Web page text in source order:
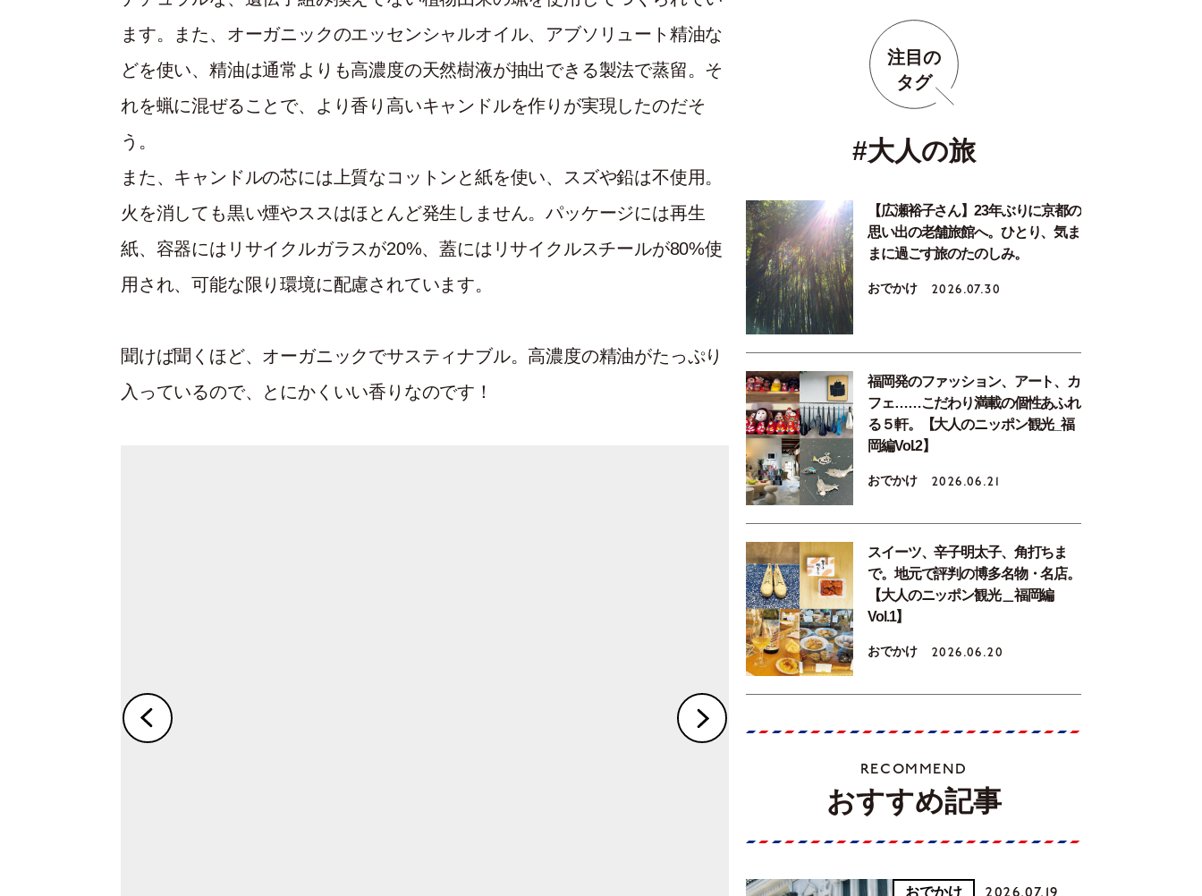
ます。また、オーガニックのエッセンシャルオイル、アブソリュート精油な
どを使い、精油は通常よりも高濃度の天然樹液が抽出できる製法で蒸留。そ
れを蝋に混ぜることで、より香り高いキャンドルを作りが実現したのだそ
う。
また、キャンドルの芯には上質なコットンと紙を使い、スズや鉛は不使用。
火を消しても黒い煙やススはほとんど発生しません。パッケージには再生
紙、容器にはリサイクルガラスが20%、蓋にはリサイクルスチールが80%使
用され、可能な限り環境に配慮されています。
聞けば聞くほど、オーガニックでサスティナブル。高濃度の精油がたっぷり
入っているので、とにかくいい香りなのです！
注目の
タグ
#大人の旅
【広瀬裕子さん】23年ぶりに京都の
思い出の老舗旅館へ。ひとり、気ま
まに過ごす旅のたのしみ。
おでかけ 2026.07.30
福岡発のファッション、アート、カ
フェ……こだわり満載の個性あふれ
る５軒。【大人のニッポン観光_福
岡編Vol.2】
おでかけ 2026.06.21
スイーツ、辛子明太子、角打ちま
で。地元で評判の博多名物・名店。
【大人のニッポン観光＿福岡編
Vol.1】
おでかけ 2026.06.20
RECOMMEND
おすすめ記事
おでかけ 2026.07.19